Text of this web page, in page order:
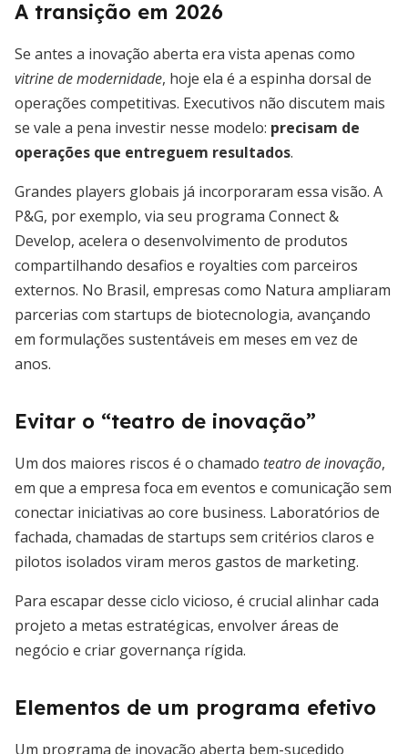
A transição em 2026
Se antes a inovação aberta era vista apenas como
vitrine de modernidade, hoje ela é a espinha dorsal de
operações competitivas. Executivos não discutem mais
se vale a pena investir nesse modelo: precisam de
operações que entreguem resultados.
Grandes players globais já incorporaram essa visão. A
P&G, por exemplo, via seu programa Connect &
Develop, acelera o desenvolvimento de produtos
compartilhando desafios e royalties com parceiros
externos. No Brasil, empresas como Natura ampliaram
parcerias com startups de biotecnologia, avançando
em formulações sustentáveis em meses em vez de
anos.
Evitar o “teatro de inovação”
Um dos maiores riscos é o chamado teatro de inovação,
em que a empresa foca em eventos e comunicação sem
conectar iniciativas ao core business. Laboratórios de
fachada, chamadas de startups sem critérios claros e
pilotos isolados viram meros gastos de marketing.
Para escapar desse ciclo vicioso, é crucial alinhar cada
projeto a metas estratégicas, envolver áreas de
negócio e criar governança rígida.
Elementos de um programa efetivo
Um programa de inovação aberta bem-sucedido